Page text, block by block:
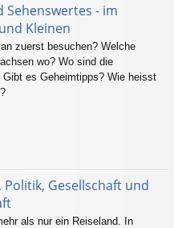
Sehenswertes - im
Kleinen
zuerst besuchen? Welche
wo? Wo sind die
Gibt es Geheimtipps? Wie heisst
Politik, Gesellschaft und
als nur ein Reiseland. In